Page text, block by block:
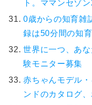
ト。ママンセゾ
0歳からの知育雑
録は50分間の知
世界に一つ、あ
験モニター募集
赤ちゃんモデル
ンドのカタログ